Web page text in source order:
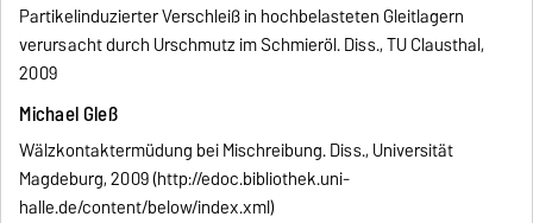
Partikelinduzierter Verschleiß in hochbelasteten Gleitlagern
verursacht durch Urschmutz im Schmieröl. Diss., TU Clausthal,
2009
Michael Gleß
Wälzkontaktermüdung bei Mischreibung. Diss., Universität
Magdeburg, 2009 (http://edoc.bibliothek.uni-
halle.de/content/below/index.xml)